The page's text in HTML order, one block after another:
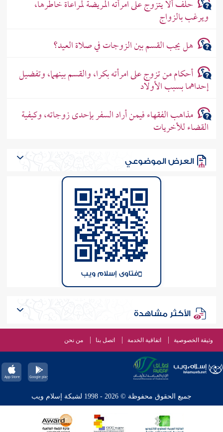
حلف ألا يتزوج على امرأته المريضة لمراعاة خاطرها،
ويرغب بالزواج
هل يجب القسم بين الزوجات في صلاة العيد؟
أحكام من تزوج على امرأته بكرا، والقسم بينهما، وتفضيل
إحداهما بسبب الأولاد
مذاهب الفقهاء فيمن أراد السفر بإحدى زوجاته، وكيفية
القضاء للأخريات
العرض الموضوعي
فتاوى إسلام ويب
الأكثر مشاهدة
وثيقة الخصوصية اتفاقية الخدمة اتصل بنا من نحن
جميع الحقوق محفوظة © 2026 - 1998 لشبكة إسلام ويب